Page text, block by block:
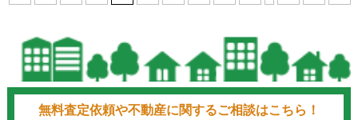
無料査定依頼や不動産に関するご相談はこちら！